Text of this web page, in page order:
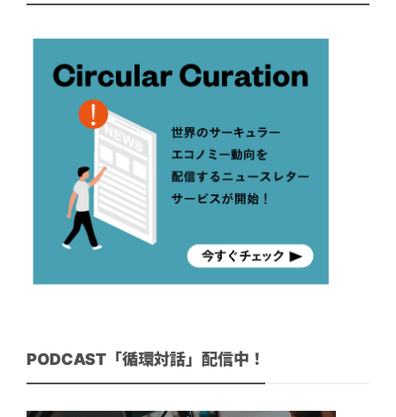
PODCAST「循環対話」配信中！